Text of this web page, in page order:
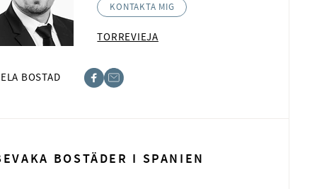
KONTAKTA MIG
TORREVIEJA
BOSTAD
BOSTÄDER I SPANIEN